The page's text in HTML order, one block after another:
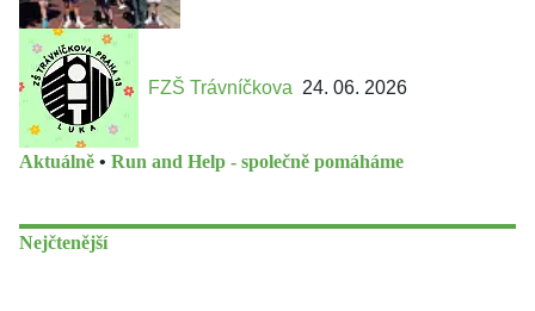
FZŠ Trávníčkova 24. 06. 2026
Aktuálně • Run and Help - společně pomáháme
Nejčtenější